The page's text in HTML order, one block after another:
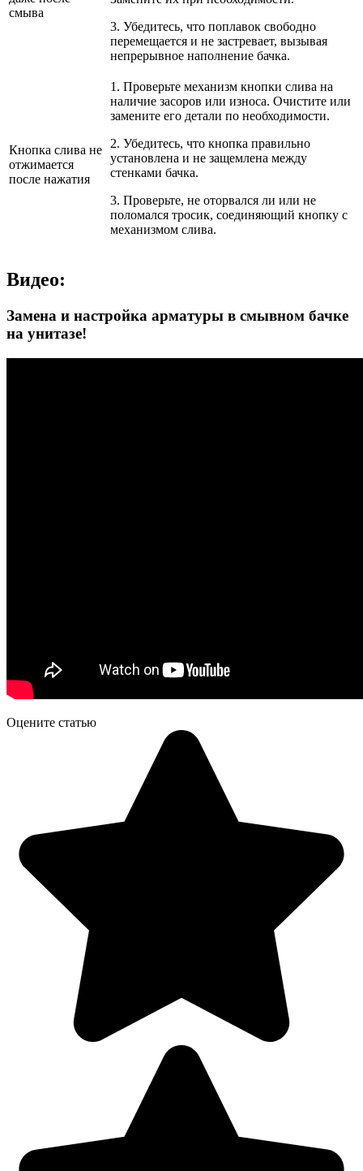
смыва
3. Убедитесь, что поплавок свободно
перемещается и не застревает, вызывая
непрерывное наполнение бачка.
Кнопка слива не
отжимается
после нажатия
1. Проверьте механизм кнопки слива на
наличие засоров или износа. Очистите или
замените его детали по необходимости.
2. Убедитесь, что кнопка правильно
установлена и не защемлена между
стенками бачка.
3. Проверьте, не оторвался ли или не
поломался тросик, соединяющий кнопку с
механизмом слива.
Видео:
Замена и настройка арматуры в смывном бачке
на унитазе!
Оцените статью